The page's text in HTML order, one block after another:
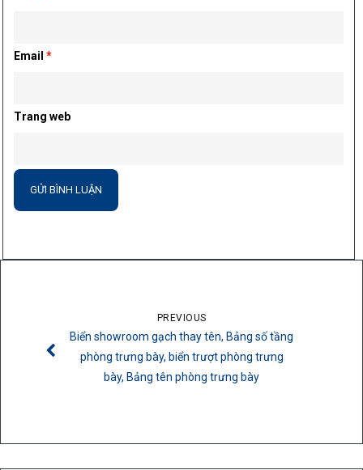
Email*
Trang web
PREVIOUS
Biển showroom gạch thay tên, Bảng số tầng
phòng trưng bày, biển trượt phòng trưng
bày, Bảng tên phòng trưng bày